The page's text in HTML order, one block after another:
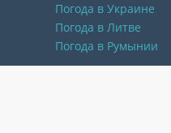
Погода в Украине
Погода в Литве
Погода в Румынии